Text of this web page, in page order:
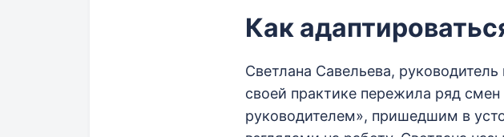
Как
Светлана Савельева,
своей практике пережила ряд
руководителем», пришедшим в